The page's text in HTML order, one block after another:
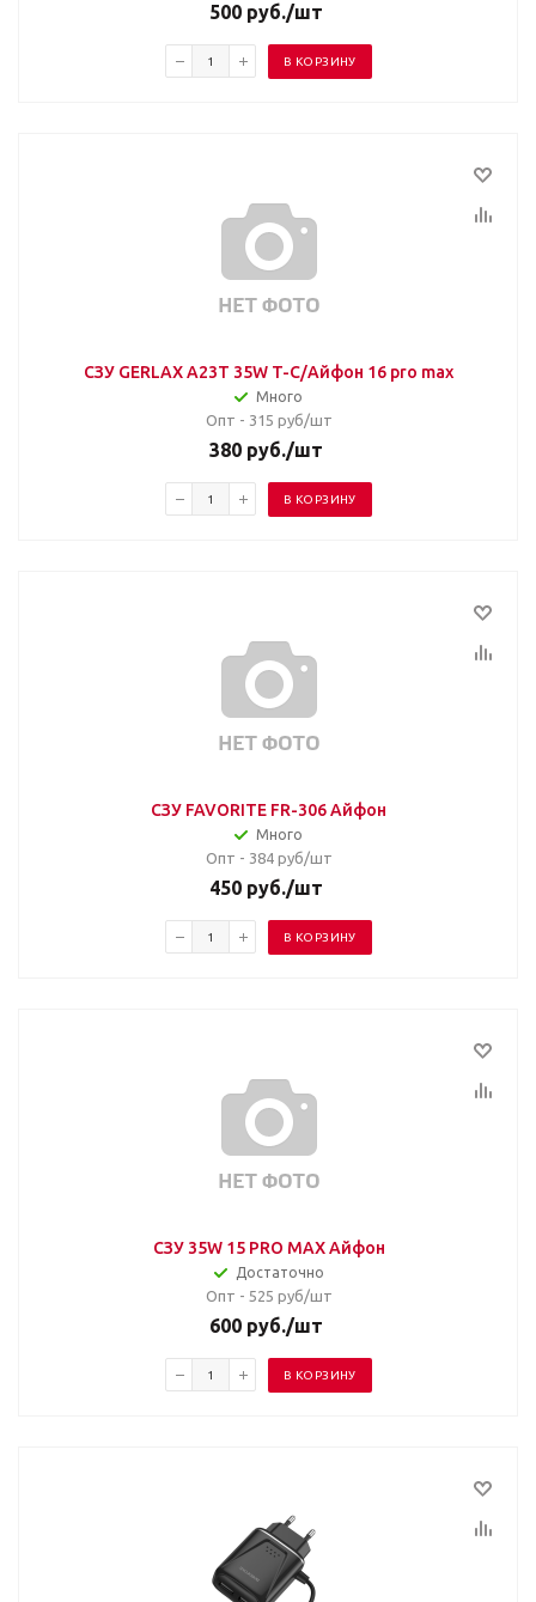
500 руб./шт
В КОРЗИНУ
СЗУ GERLAX A23T 35W T-C/Айфон 16 pro max
Много
Опт - 315 руб/шт
380 руб./шт
В КОРЗИНУ
СЗУ FAVORITE FR-306 Айфон
Много
Опт - 384 руб/шт
450 руб./шт
В КОРЗИНУ
СЗУ 35W 15 PRO MAX Айфон
Достаточно
Опт - 525 руб/шт
600 руб./шт
В КОРЗИНУ